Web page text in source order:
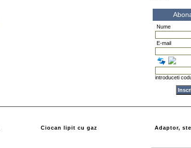
Nume
E-mail
introduceti
Ciocan lipit cu gaz Adaptor,